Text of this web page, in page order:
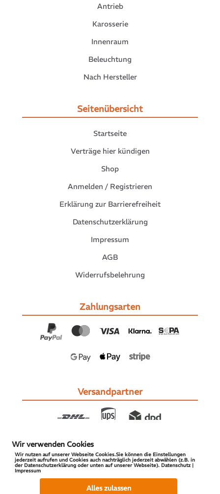
Antrieb
Karosserie
Innenraum
Beleuchtung
Nach Hersteller
Seitenübersicht
Startseite
Verträge hier kündigen
Shop
Anmelden / Registrieren
Erklärung zur Barrierefreiheit
Datenschutzerklärung
Impressum
AGB
Widerrufsbelehrung
Zahlungsarten
Versandpartner
© 2026 S-PARTS | All Rights Reserved
Wir verwenden Cookies
Wir nutzen auf unserer Webseite Cookies.Sie können die Einstellungen
jederzeit aufrufen und Cookies auch nachträglich jederzeit abwählen (z.B. in
der Datenschutzerklärung oder unten auf unserer Webseite). Datenschutz |
Impressum
Alles zulassen